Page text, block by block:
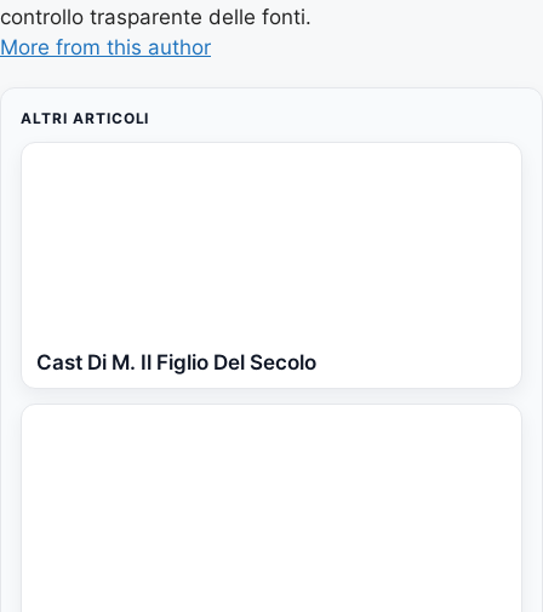
controllo trasparente delle fonti.
More from this author
ALTRI ARTICOLI
Cast Di M. Il Figlio Del Secolo